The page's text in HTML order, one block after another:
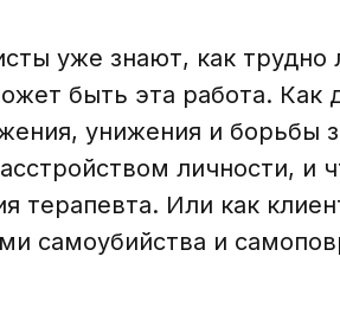
уже знают, как
быть эта работа. Как
унижения и борьбы
личности, и
терапевта. Или как
самоубийства и